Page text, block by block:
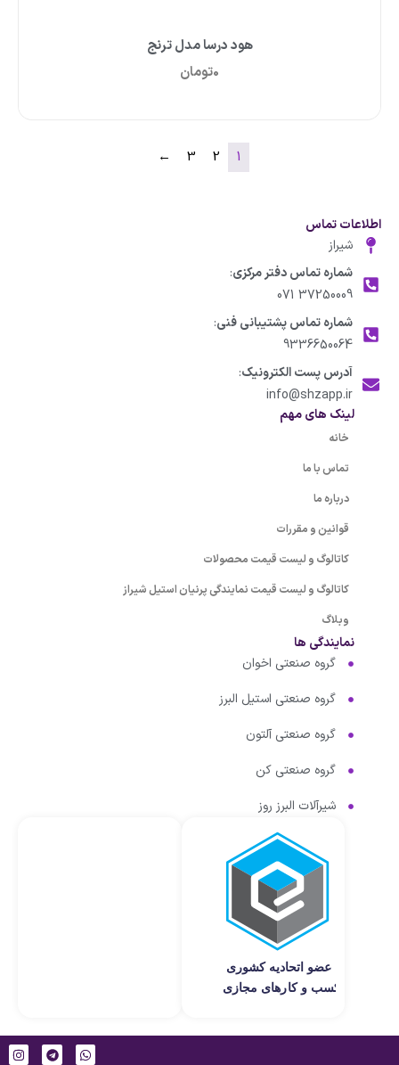
هود درسا مدل ترنج
0تومان
1
2
3
←
اطلاعات تماس
شیراز
شماره تماس دفتر مرکزی:
37250009 071
شماره تماس پشتیبانی فنی:
9336650064
آدرس پست الکترونیک:
info@shzapp.ir
لینک های مهم
خانه
تماس با ما
درباره ما
قوانین و مقررات
کاتالوگ و لیست قیمت محصولات
کاتالوگ و لیست قیمت نمایندگی پرنیان استیل شیراز
وبلاگ
نمایندگی ها
گروه صنعتی اخوان
گروه صنعتی استیل البرز
گروه صنعتی آلتون
گروه صنعتی کن
شیرآلات البرز روز